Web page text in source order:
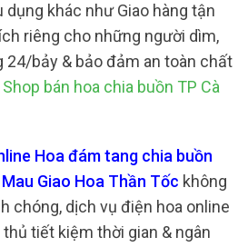
khác như Giao hàng tận
riêng cho những người dìm,
24/bảy & bảo đảm an toàn chất
Shop bán hoa chia buồn TP Cà
Hoa đám tang chia buồn
Giao Hoa Thần Tốc không
chóng, dịch vụ điện hoa online
tiết kiệm thời gian & ngân